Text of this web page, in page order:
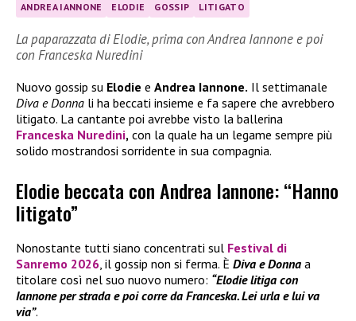
ANDREA IANNONE ELODIE GOSSIP LITIGATO
La paparazzata di Elodie, prima con Andrea Iannone e poi
con Franceska Nuredini
Nuovo gossip su Elodie e Andrea Iannone. Il settimanale
Diva e Donna li ha beccati insieme e fa sapere che avrebbero
litigato. La cantante poi avrebbe visto la ballerina
Franceska Nuredini, con la quale ha un legame sempre più
solido mostrandosi sorridente in sua compagnia.
Elodie beccata con Andrea Iannone: “Hanno
litigato”
Nonostante tutti siano concentrati sul Festival di
Sanremo 2026, il gossip non si ferma. È Diva e Donna a
titolare così nel suo nuovo numero: “Elodie litiga con
Iannone per strada e poi corre da Franceska. Lei urla e lui va
via”.